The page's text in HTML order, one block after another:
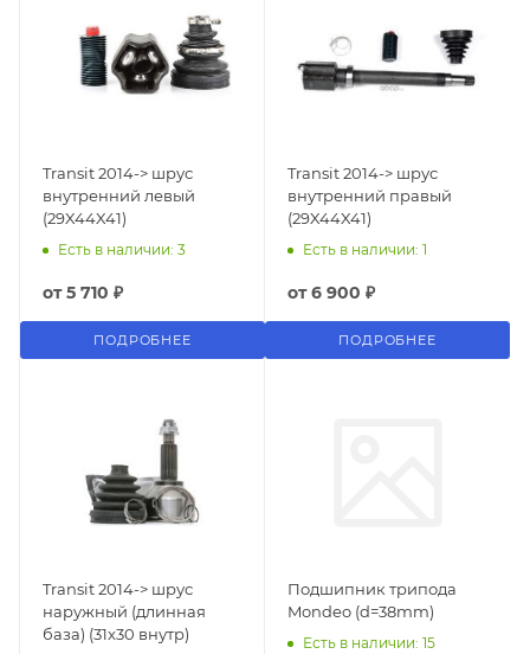
Transit 2014-> шрус
внутренний левый
(29X44X41)
Есть в наличии: 3
от5 710 ₽
ПОДРОБНЕЕ
Transit 2014-> шрус
внутренний правый
(29X44X41)
Есть в наличии: 1
от6 900 ₽
ПОДРОБНЕЕ
Transit 2014-> шрус
наружный (длинная
база) (31x30 внутр)
Подшипник трипода
Mondeo (d=38mm)
Есть в наличии: 15